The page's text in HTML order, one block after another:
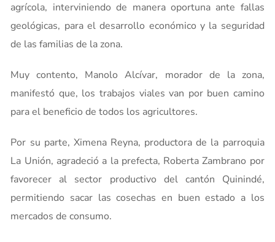
agrícola, interviniendo de manera oportuna ante fallas
geológicas, para el desarrollo económico y la seguridad
de las familias de la zona.
Muy contento, Manolo Alcívar, morador de la zona,
manifestó que, los trabajos viales van por buen camino
para el beneficio de todos los agricultores.
Por su parte, Ximena Reyna, productora de la parroquia
La Unión, agradeció a la prefecta, Roberta Zambrano por
favorecer al sector productivo del cantón Quinindé,
permitiendo sacar las cosechas en buen estado a los
mercados de consumo.